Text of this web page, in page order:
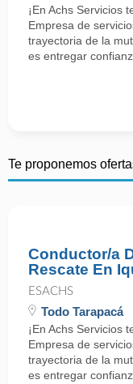
¡En Achs Servicios
Empresa de
trayectoria de la
es entregar
Te proponemos
Conductor/a
Rescate En
ESACHS
Todo Tarapacá
¡En Achs Servicios
Empresa de
trayectoria de la
es entregar